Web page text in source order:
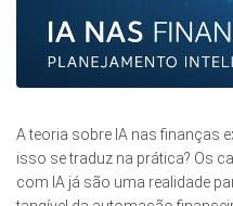
A teoria sobre IA nas finanças
isso se traduz na prática? Os
com IA já são uma realidade